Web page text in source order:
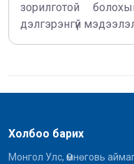
зорилготой
дэлгэрэнгүй
Холбоо барих
Монгол Улс, Өмнөговь